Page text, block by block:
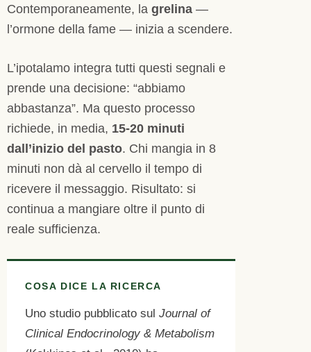
Contemporaneamente, la grelina —
l’ormone della fame — inizia a scendere.
L’ipotalamo integra tutti questi segnali e
prende una decisione: “abbiamo
abbastanza”. Ma questo processo
richiede, in media, 15-20 minuti
dall’inizio del pasto. Chi mangia in 8
minuti non dà al cervello il tempo di
ricevere il messaggio. Risultato: si
continua a mangiare oltre il punto di
reale sufficienza.
COSA DICE LA RICERCA
Uno studio pubblicato sul Journal of
Clinical Endocrinology & Metabolism